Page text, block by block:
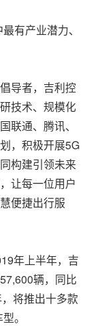
有产业潜力、
导者，吉利控
技术、规模化
联通、腾讯、
，积极开展5G
构建引领未来
让每一位用户
便捷出行服
年上半年，吉
辆，同比
将推出十多款
。